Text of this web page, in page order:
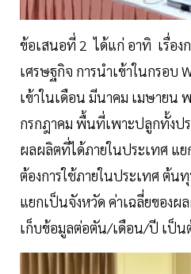
ข้อเสนอที่ 2 ได้แก่ อาทิ เรื่อ
เศรษฐกิจ การนำเข้าในกรอบ
เข้าในเดือน มีนาคม เมษายน
กรกฎาคม พื้นที่เพาะปลูกทั้งป
ผลผลิตที่ได้ภายในประเทศ แย
ต้องการใช้ภายในประเทศ ต้น
แยกเป็นจังหวัด ค่าเฉลี่ยของผ
เก็บข้อมูลต่อตัน/เดือน/ปี เป็น